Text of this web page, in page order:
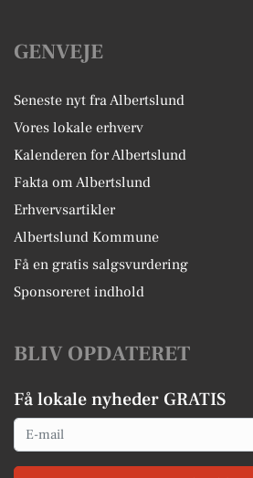
GENVEJE
Seneste nyt fra Albertslund
Vores lokale erhverv
Kalenderen for Albertslund
Fakta om Albertslund
Erhvervsartikler
Albertslund Kommune
Få en gratis salgsvurdering
Sponsoreret indhold
BLIV OPDATERET
Få lokale nyheder GRATIS
Email